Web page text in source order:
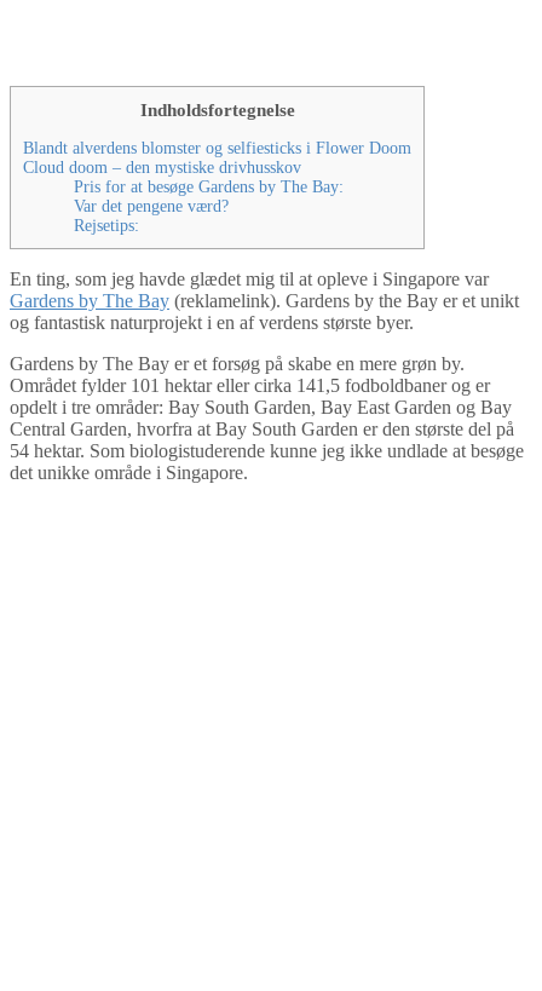
Indholdsfortegnelse
Blandt alverdens blomster og selfiesticks i Flower Doom
Cloud doom – den mystiske drivhusskov
Pris for at besøge Gardens by The Bay:
Var det pengene værd?
Rejsetips:
En ting, som jeg havde glædet mig til at opleve i Singapore var
Gardens by The Bay (reklamelink). Gardens by the Bay er et unikt
og fantastisk naturprojekt i en af verdens største byer.
Gardens by The Bay er et forsøg på skabe en mere grøn by.
Området fylder 101 hektar eller cirka 141,5 fodboldbaner og er
opdelt i tre områder: Bay South Garden, Bay East Garden og Bay
Central Garden, hvorfra at Bay South Garden er den største del på
54 hektar. Som biologistuderende kunne jeg ikke undlade at besøge
det unikke område i Singapore.